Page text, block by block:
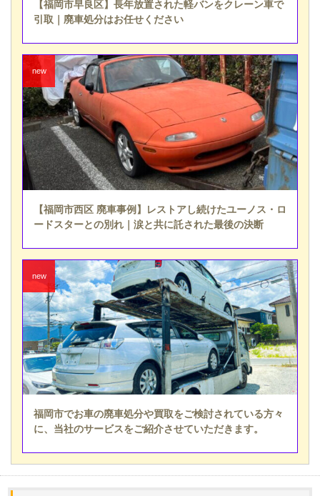
【福岡市早良区】長年放置された軽バンをクレーン車で
引取｜廃車処分はお任せください
【福岡市西区 廃車事例】レストアし続けたユーノス・ロ
ードスターとの別れ｜涙と共に託された最後の決断
福岡市でお車の廃車処分や買取をご検討されている方々
に、当社のサービスをご紹介させていただきます。